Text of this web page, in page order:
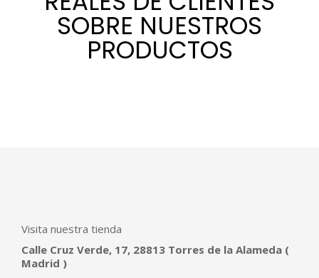
SOBRE NUESTROS
PRODUCTOS
Visita nuestra tienda
Calle Cruz Verde, 17, 28813 Torres de la Alameda (
Madrid )